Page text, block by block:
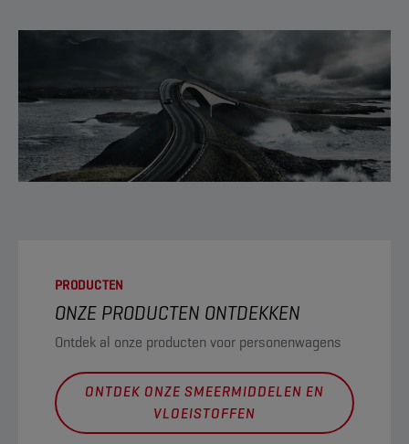
PRODUCTEN
ONZE PRODUCTEN ONTDEKKEN
Ontdek al onze producten voor personenwagens
ONTDEK ONZE SMEERMIDDELEN EN
VLOEISTOFFEN